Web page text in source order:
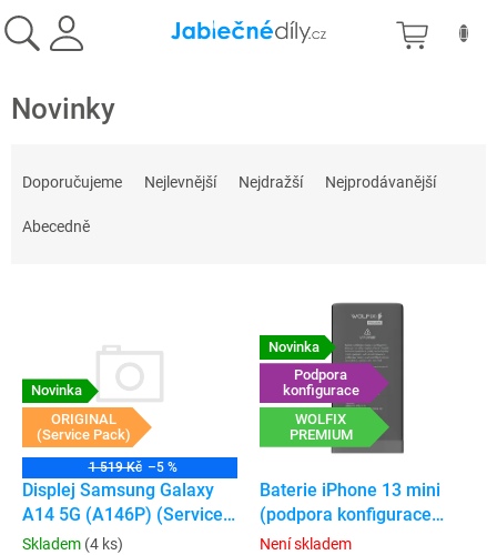
na
obsah
Novinky
Doporučujeme Nejlevnější Nejdražší Nejprodávanější
Abecedně
Novinka
ORIGINAL
(Service Pack)
1 519 Kč –5 %
Displej Samsung Galaxy
A14 5G (A146P) (Service
Pack) (Black)
Skladem (4 ks)
Novinka
Podpora
konfigurace
WOLFIX
PREMIUM
Baterie iPhone 13 mini
(podpora konfigurace
„genuine“)
Není skladem